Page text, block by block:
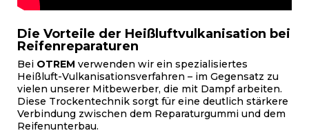
Die Vorteile der Heißluftvulkanisation bei
Reifenreparaturen
Bei OTREM verwenden wir ein spezialisiertes
Heißluft-Vulkanisationsverfahren – im Gegensatz zu
vielen unserer Mitbewerber, die mit Dampf arbeiten.
Diese Trockentechnik sorgt für eine deutlich stärkere
Verbindung zwischen dem Reparaturgummi und dem
Reifenunterbau.